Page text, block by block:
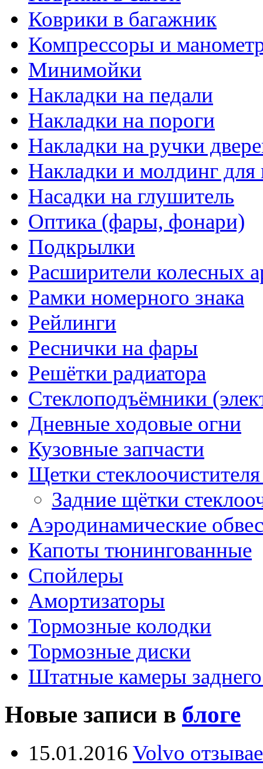
Коврики в багажник
Компрессоры и
Минимойки
Накладки на педали
Накладки на пороги
Накладки на ручки
Накладки и молдинг для
Насадки на глушитель
Оптика (фары, фонари)
Подкрылки
Расширители колесных
Рамки номерного знака
Рейлинги
Реснички на фары
Решётки радиатора
Стеклоподъёмники
Дневные ходовые огни
Кузовные запчасти
Щетки
Задние щётки
Аэродинамические
Капоты тюнингованные
Спойлеры
Амортизаторы
Тормозные колодки
Тормозные диски
Штатные камеры
Новые записи в блоге
15.01.2016 Volvo